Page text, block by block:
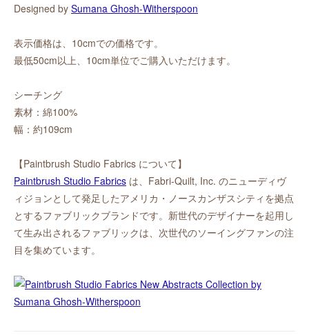
Designed by Sumana Ghosh-Witherspoon
表示価格は、10cmでの価格です。
最低50cm以上、10cm単位でご購入いただけます。
シーチング
素材：綿100%
幅：約109cm
【Paintbrush Studio Fabrics について】
Paintbrush Studio Fabrics は、Fabri-Quilt, Inc. のニューディヴ
ィジョンとして発足したアメリカ・ノースカンザスシティを拠点
とするファブリックブランドです。新世代のデザイナーを起用し
て生み出されるファブリックは、次世代のソーイングファンの注
目を集めています。